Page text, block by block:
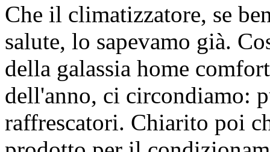
Che il climatizzatore, se
salute, lo sapevamo già.
della galassia home
dell'anno, ci circondiamo:
raffrescatori. Chiarito poi